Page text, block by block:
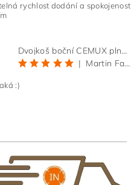
rychlost dodání a spokojenost
Dvojkoš boční CEMUX plné dno 3D, s tlumením antracit 200 mm
|
Martin Faltus
:)